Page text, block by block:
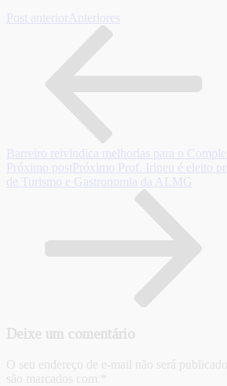
Post anterior Anteriores
Barreiro reivindica melhorias para o
Próximo post Próximo Prof. Irineu é eleito
de Turismo e Gastronomia da ALMG
Deixe um comentário
O seu endereço de e-mail não será publicado.
são marcados com